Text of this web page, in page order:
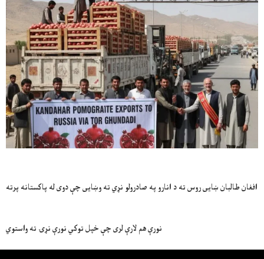
افغان طالبان ښایی روس ته د انارو په صادرولو نړي ته وښایی چې دوی له پاکستانه پرته
نورې هم لارې لری چې خپل توکي نورې نړۍ ته واستوي